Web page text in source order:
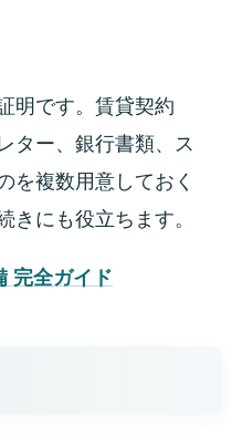
明です。賃貸契約
ター、銀行書類、ス
を複数用意しておく
きにも役立ちます。
完全ガイド